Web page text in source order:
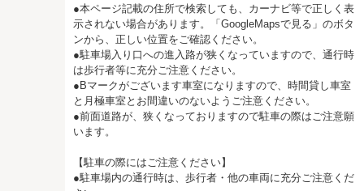
●本ページ記載の住所で検索しても、カーナビ等で正しく表
示されない場合があります。「GoogleMapsで見る」のボタ
ンから、正しい位置をご確認ください。
●駐車場入り口への進入路が狭くなっていますので、通行時
は歩行者等に充分ご注意ください。
●Bマークがございます車室になりますので、時間貸し車室
と月極車室とお間違いのないようご注意ください。
●前面道路が、狭くなっておりますので駐車の際はご注意願
います。
【駐車の際にはご注意ください】
●駐車場内の通行時は、歩行者・他の車両に充分ご注意くだ